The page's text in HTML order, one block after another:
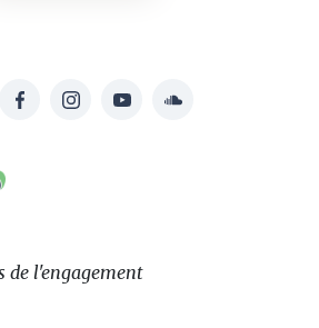
FacebookInstagramYouTubeSoundcloud
de l'engagement